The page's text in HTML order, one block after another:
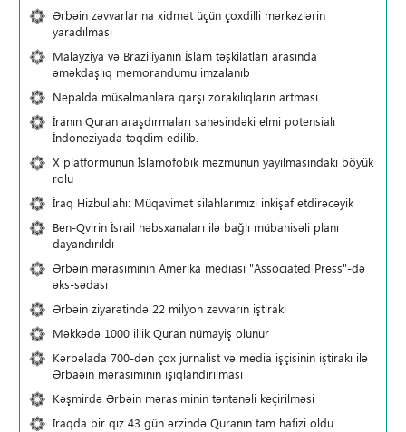
Ərbəin zəvvarlarına xidmət üçün çoxdilli mərkəzlərin
yaradılması
Malayziya və Braziliyanın İslam təşkilatları arasında
əməkdaşlıq memorandumu imzalanıb
Nepalda müsəlmanlara qarşı zorakılıqların artması
İranın Quran araşdırmaları sahəsindəki elmi potensialı
İndoneziyada təqdim edilib.
X platformunun İslamofobik məzmunun yayılmasındakı böyük
rolu
İraq Hizbullahı: Müqavimət silahlarımızı inkişaf etdirəcəyik
Ben-Qvirin İsrail həbsxanaları ilə bağlı mübahisəli planı
dayandırıldı
Ərbəin mərasiminin Amerika mediası "Associated Press"-də
əks-sədası
Ərbəin ziyarətində 22 milyon zəvvarın iştirakı
Məkkədə 1000 illik Quran nümayiş olunur
Kərbəlada 700-dən çox jurnalist və media işçisinin iştirakı ilə
Ərbaəin mərasiminin işıqlandırılması
Kəşmirdə Ərbəin mərasiminin təntənəli keçirilməsi
İraqda bir qız 43 gün ərzində Quranın tam hafizi oldu